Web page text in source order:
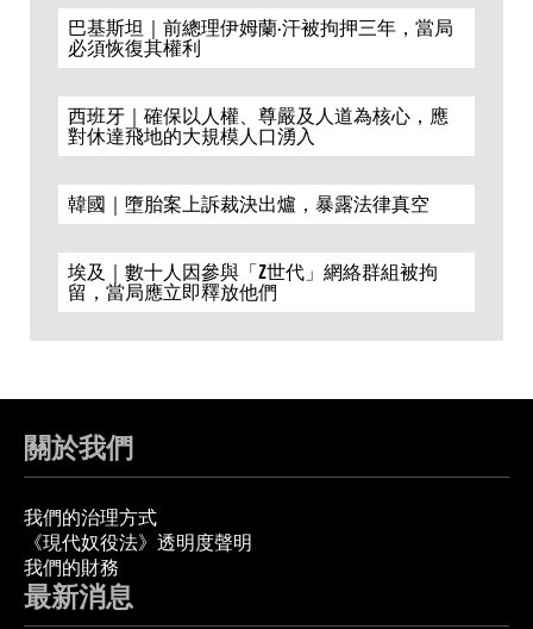
巴基斯坦｜前總理伊姆蘭·汗被拘押三年，當局
必須恢復其權利
西班牙｜確保以人權、尊嚴及人道為核心，應
對休達飛地的大規模人口湧入
韓國｜墮胎案上訴裁決出爐，暴露法律真空
埃及｜數十人因參與「Z世代」網絡群組被拘
留，當局應立即釋放他們
關於我們
我們的治理方式
《現代奴役法》透明度聲明
我們的財務
最新消息